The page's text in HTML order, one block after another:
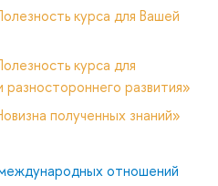
курса для Вашей
курса для
развития»
полученных знаний»
отношений